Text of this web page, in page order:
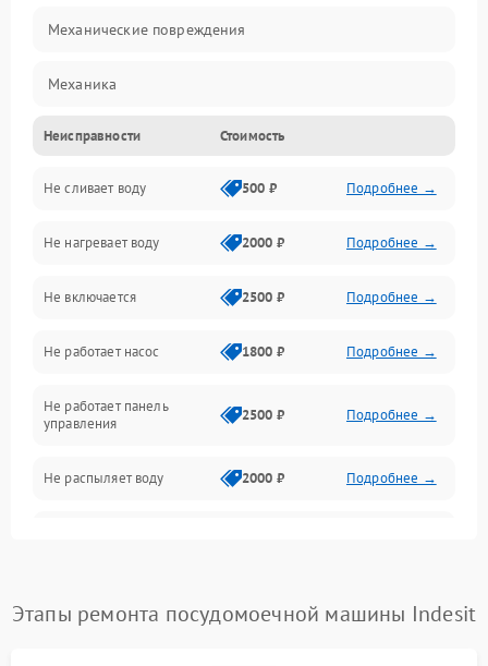
Механические повреждения
Механика
Управление
Электропитание
Датчики
Нагрев
Вода
Гигиена
Программное обеспечение
Неисправности Стоимость
Не сливает воду 500 ₽ Подробнее →
Не нагревает воду 2000 ₽ Подробнее →
Не включается 2500 ₽ Подробнее →
Не работает насос 1800 ₽ Подробнее →
Не работает панель
управления
2500 ₽ Подробнее →
Не распыляет воду 2000 ₽ Подробнее →
воды
1800 ₽ Подробнее →
Этапы ремонта посудомоечной машины Indesit